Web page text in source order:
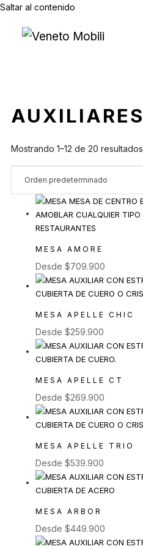
Saltar al contenido
AUXILIARES
Mostrando 1–12 de 20 resultados
MESA AMORE
Desde $709.900
MESA APELLE CHIC
Desde $259.900
MESA APELLE CT
Desde $269.900
MESA APELLE TRIO
Desde $539.900
MESA ARBOR
Desde $449.900